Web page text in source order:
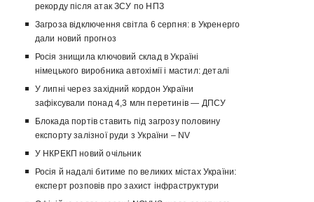
рекорду після атак ЗСУ по НПЗ
Загроза відключення світла 6 серпня: в Укренерго
дали новий прогноз
Росія знищила ключовий склад в Україні
німецького виробника автохімії і мастил: деталі
У липні через західний кордон України
зафіксували понад 4,3 млн перетинів — ДПСУ
Блокада портів ставить під загрозу половину
експорту залізної руди з України – NV
У НКРЕКП новий очільник
Росія й надалі битиме по великих містах України:
експерт розповів про захист інфраструктури